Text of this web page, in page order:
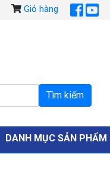
Giỏ hàng
DANH MỤC SẢN PHẨM